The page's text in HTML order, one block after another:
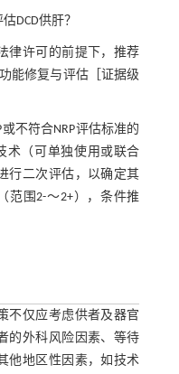
DCD供肝？
律许可的前提下，推荐
能修复与评估［证据级
不符合NRP评估标准的
术（可单独使用或联合
行二次评估，以确定其
范围2-～2+），条件推
不仅应考虑供者及器官
的外科风险因素、等待
他地区性因素，如技术